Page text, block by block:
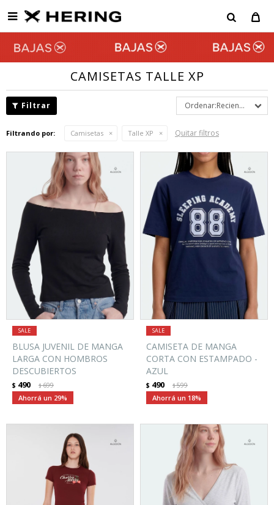

CAMISETAS TALLE XP
Recientes
Filtrando por: Camisetas Talle XP Quitar filtros
BLUSA JUVENIL DE MANGA
LARGA CON HOMBROS
DESCUBIERTOS
$ 490 $699
29
CAMISETA DE MANGA
CORTA CON ESTAMPADO -
AZUL
$ 490 $599
18